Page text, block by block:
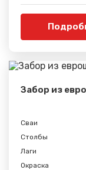
Забор из
Сваи
Столбы
Лаги
Окраска